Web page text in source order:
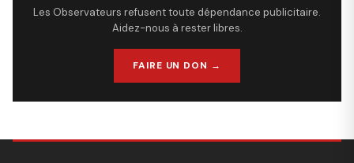
Les Observateurs refusent toute dépendance publicitaire.
Aidez-nous à rester libres.
FAIRE UN DON →